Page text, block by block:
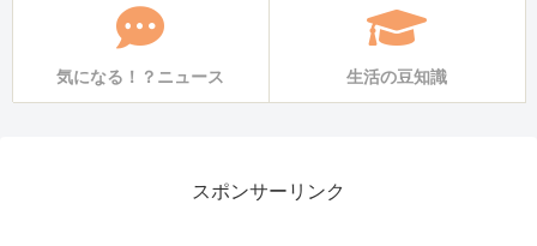
気になる！？ニュース 生活の豆知識
スポンサーリンク